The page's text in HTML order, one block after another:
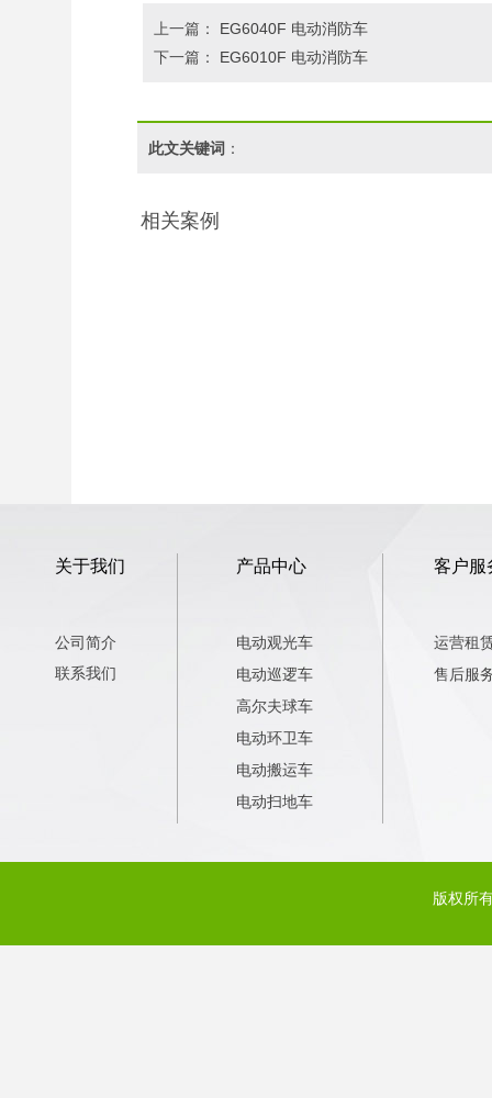
上一篇： EG6040F 电动消防车
下一篇： EG6010F 电动消防车
此文关键词 ：
相关案例
关于我们
公司简介
联系我们
产品中心
电动观光车
电动巡逻车
高尔夫球车
电动环卫车
电动搬运车
电动扫地车
客户服
运营租
售后服
版权所